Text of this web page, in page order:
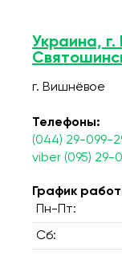
Украина,
г. Вишнёвое
Телефоны:
(044) 29-099-
viber (095) 29-
График
Пн-Пт:
Сб: